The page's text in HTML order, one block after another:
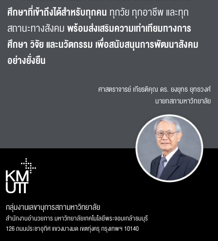
ศึกษาที่เข้าถึงได้สำหรับทุกคน ทุกวัย ทุกอาชีพ และทุก
สถานะทางสังคมพร้อมส่งเสริมความเท่าเทียมทางการ
ศึกษา วิจัย และนวัตกรรม เพื่อสนับสนุนการพัฒนาสังคม
อย่างยั่งยืน
ศาสตราจารย์ เกียรติคุณ ดร. ยงยุทธ ยุทธวงศ์
นายกสภามหาวิทยาลัย
กลุ่มงานเลขานุการสภามหาวิทยาลัย
สำนักงานอำนวยการ มหาวิทยาลัยเทคโนโลยีพระจอมเกล้าธนบุรี
126 ถนนประชาอุทิศ แขวงบางมด เขตทุ่งครุ กรุงเทพฯ 10140